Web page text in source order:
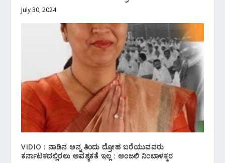
July 30, 2024
VIDIO : ನಾಡಿನ ಅನ್ನ ತಿಂದು ದ್ರೋಹ ಬರೆಯುವವರು
ಕರ್ನಾಟಕದಲ್ಲಿರಲು ಅವಶ್ಯಕತೆ ಇಲ್ಲ : ಅಂಜಲಿ‌ ನಿಂಬಾಳಕ್ಕರ